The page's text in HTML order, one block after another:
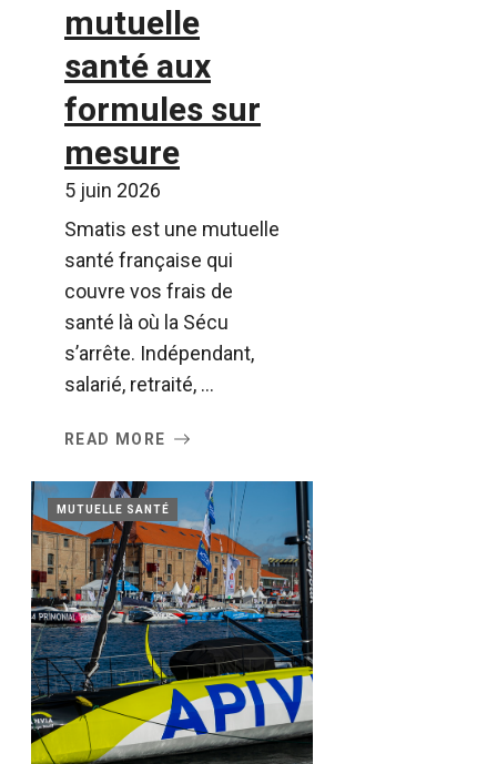
mutuelle
santé aux
formules sur
mesure
5 juin 2026
Smatis est une mutuelle
santé française qui
couvre vos frais de
santé là où la Sécu
s’arrête. Indépendant,
salarié, retraité, ...
READ MORE
MUTUELLE SANTÉ